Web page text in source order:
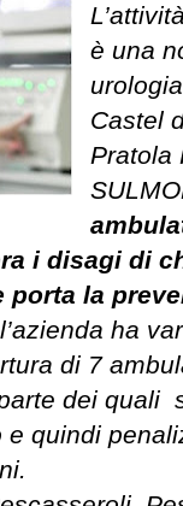
è una
Castel
Pratola
i disagi di
la
ha
di 7
dei quali
quindi